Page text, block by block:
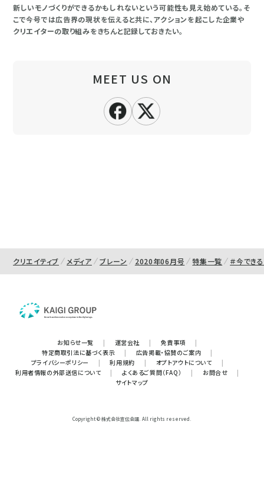
新しいモノづくりができるかもしれないという可能性も見え始めている。そ
こで今号では広告界の現状を伝えると共に、アクションを起こした企業や
クリエイターの取り組みをきちんと記録しておきたい。
MEET US ON
クリエイティブ メディア ブレーン 2020年06月号 特集一覧 ＃今でき
お知らせ一覧 | 運営会社 | 免責事項
|
特定商取引法に基づく表示
| 広告掲載・協賛のご案内
|
プライバシーポリシー
| 利用規約 | オプトアウトについて
|
利用者情報の外部送信について
| よくあるご質問（FAQ） | お問合せ
|
サイトマップ
Copyright © 株式会社宣伝会議. All rights reserved.